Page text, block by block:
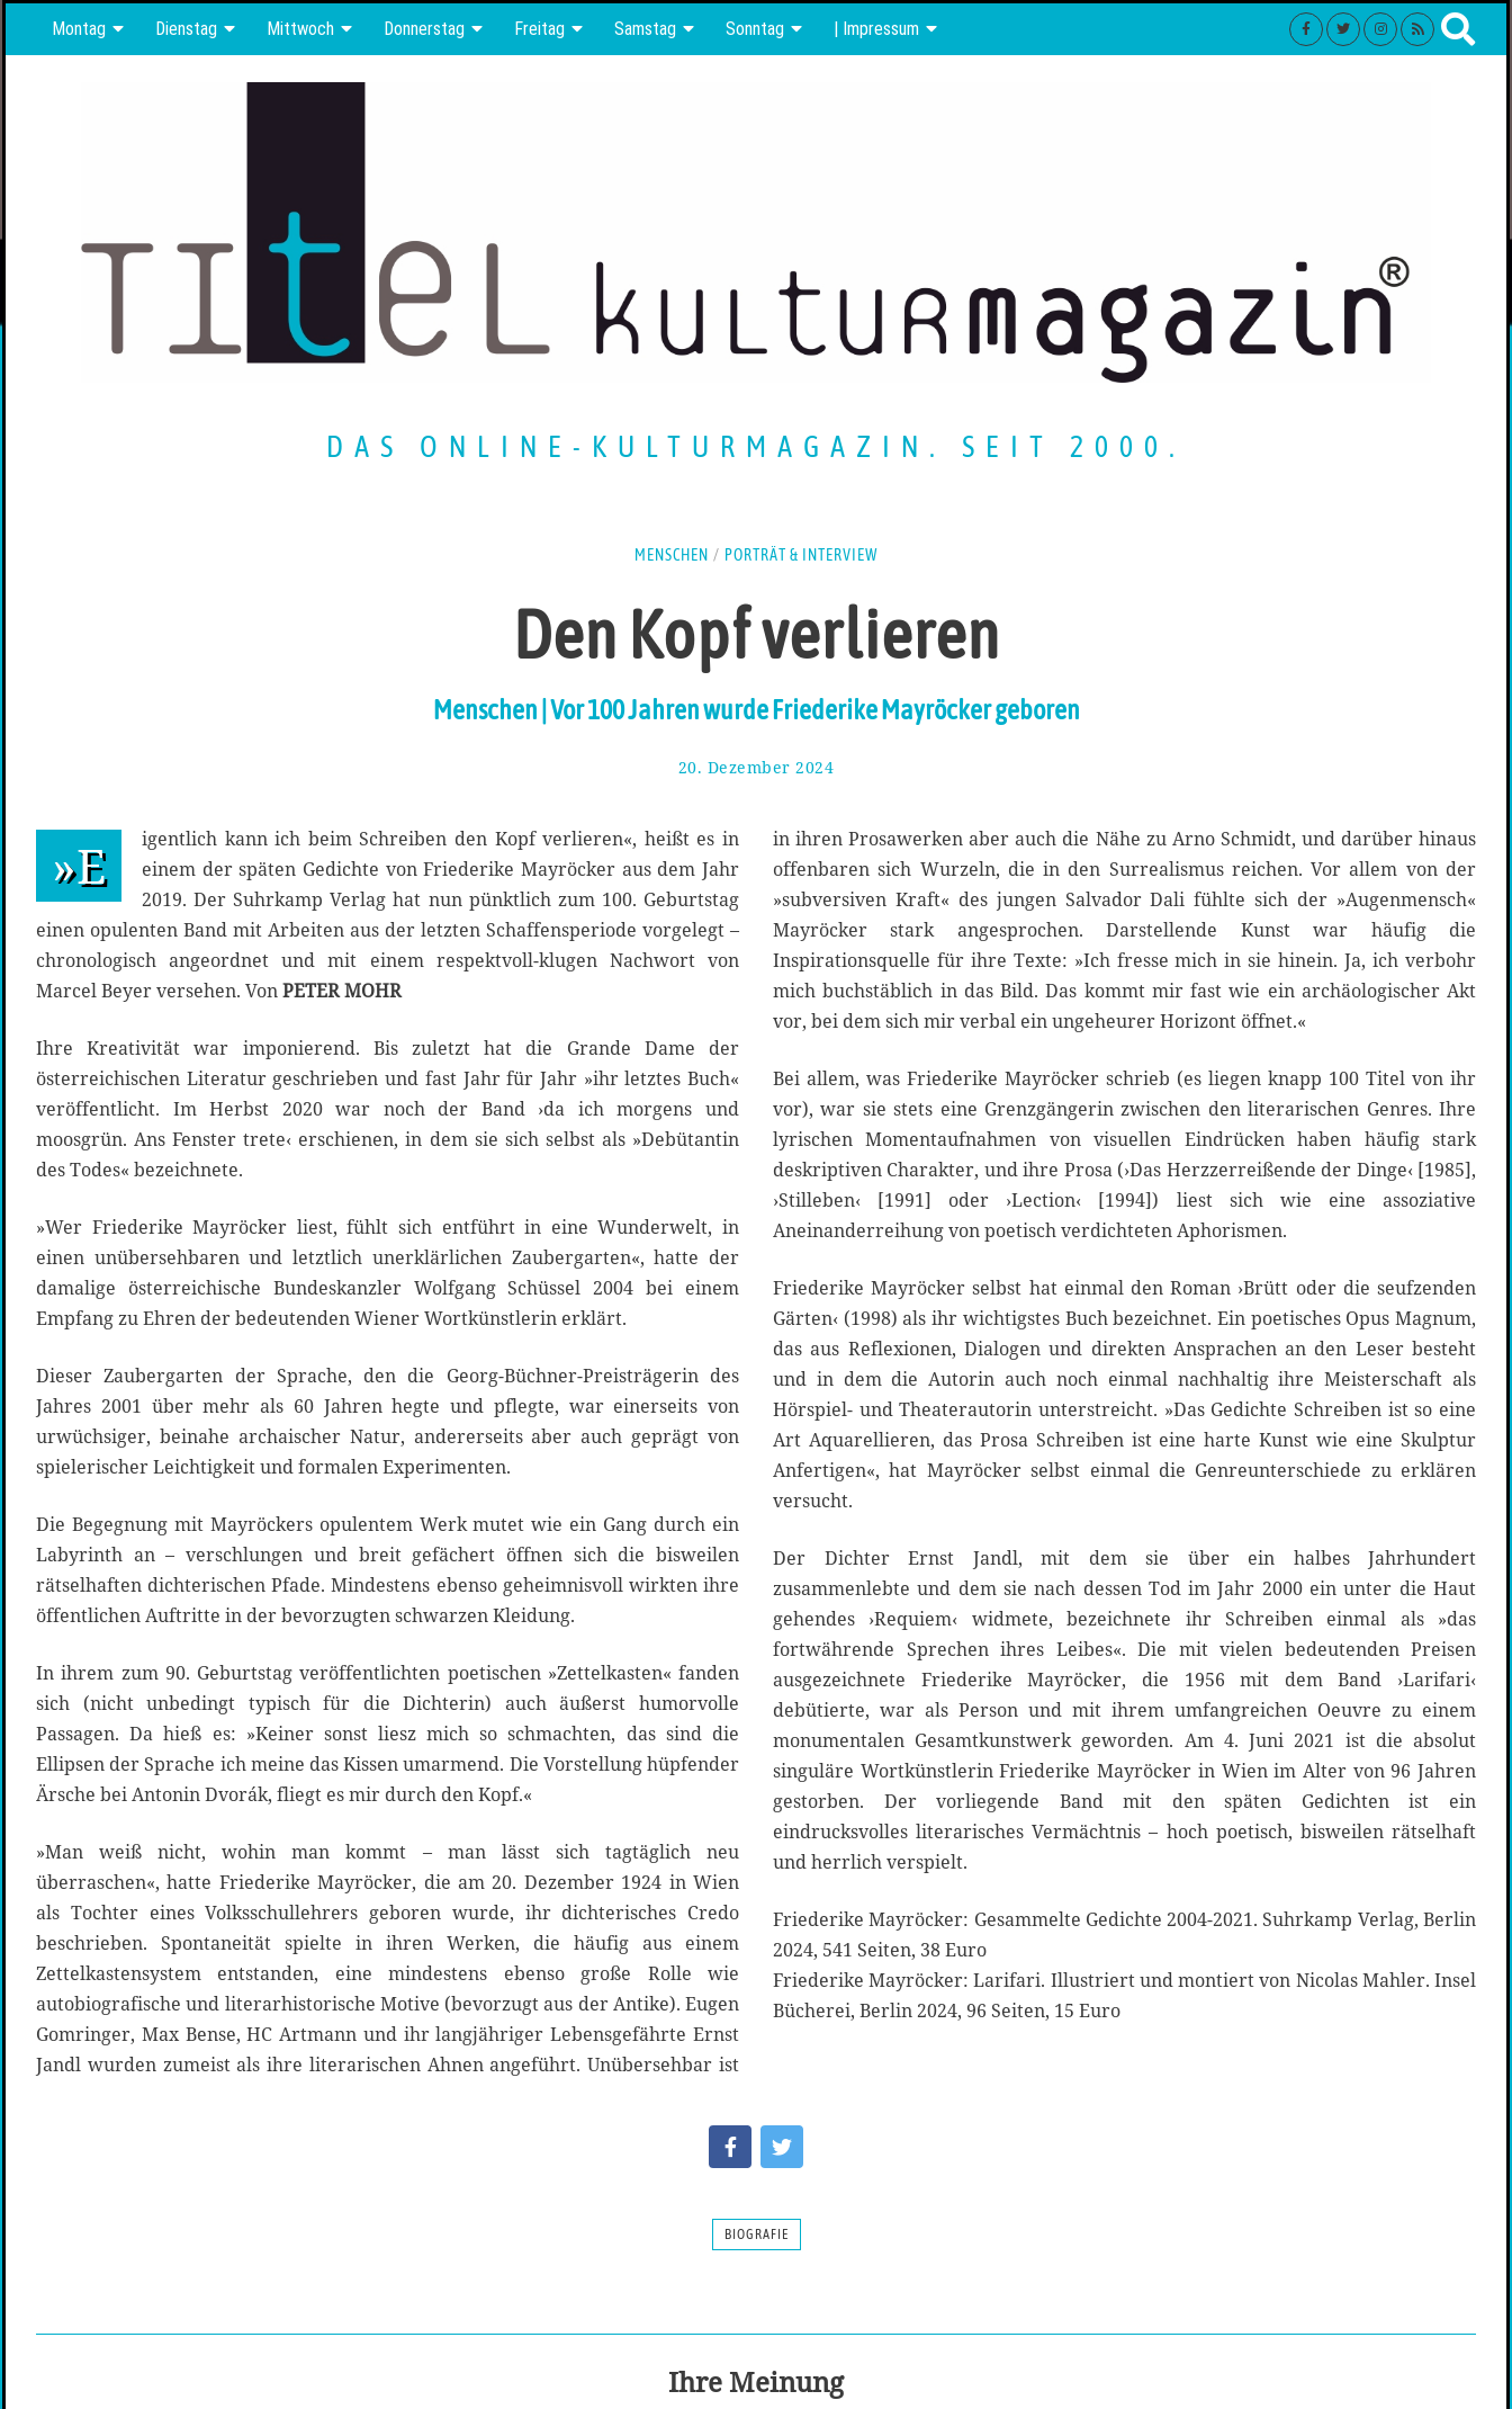
Montag Dienstag Mittwoch Donnerstag Freitag Samstag Sonntag | Impressum
DAS ONLINE-KULTURMAGAZIN. SEIT 2000.
MENSCHEN / PORTRÄT & INTERVIEW
Den Kopf verlieren
Menschen | Vor 100 Jahren wurde Friederike Mayröcker geboren
20. Dezember 2024
D
z
e
m
b
e
r
2
4
»E
igentlich kann ich beim Schreiben den Kopf verlieren«, heißt es in
einem der späten Gedichte von Friederike Mayröcker aus dem Jahr
2019. Der Suhrkamp Verlag hat nun pünktlich zum 100. Geburtstag
einen opulenten Band mit Arbeiten aus der letzten Schaffensperiode vorgelegt –
chronologisch angeordnet und mit einem respektvoll-klugen Nachwort von
Marcel Beyer versehen. VonPETER MOHR
Ihre Kreativität war imponierend. Bis zuletzt hat die Grande Dame der
österreichischen Literatur geschrieben und fast Jahr für Jahr »ihr letztes Buch«
veröffentlicht. Im Herbst 2020 war noch der Band ›da ich morgens und
moosgrün. Ans Fenster trete‹ erschienen, in dem sie sich selbst als »Debütantin
des Todes« bezeichnete.
»Wer Friederike Mayröcker liest, fühlt sich entführt in eine Wunderwelt, in
einen unübersehbaren und letztlich unerklärlichen Zaubergarten«, hatte der
damalige österreichische Bundeskanzler Wolfgang Schüssel 2004 bei einem
Empfang zu Ehren der bedeutenden Wiener Wortkünstlerin erklärt.
Dieser Zaubergarten der Sprache, den die Georg-Büchner-Preisträgerin des
Jahres 2001 über mehr als 60 Jahren hegte und pflegte, war einerseits von
urwüchsiger, beinahe archaischer Natur, andererseits aber auch geprägt von
spielerischer Leichtigkeit und formalen Experimenten.
Die Begegnung mit Mayröckers opulentem Werk mutet wie ein Gang durch ein
Labyrinth an – verschlungen und breit gefächert öffnen sich die bisweilen
rätselhaften dichterischen Pfade. Mindestens ebenso geheimnisvoll wirkten ihre
öffentlichen Auftritte in der bevorzugten schwarzen Kleidung.
In ihrem zum 90. Geburtstag veröffentlichten poetischen »Zettelkasten« fanden
sich (nicht unbedingt typisch für die Dichterin) auch äußerst humorvolle
Passagen. Da hieß es: »Keiner sonst liesz mich so schmachten, das sind die
Ellipsen der Sprache ich meine das Kissen umarmend. Die Vorstellung hüpfender
Ärsche bei Antonin Dvorák, fliegt es mir durch den Kopf.«
»Man weiß nicht, wohin man kommt – man lässt sich tagtäglich neu
überraschen«, hatte Friederike Mayröcker, die am 20. Dezember 1924 in Wien
als Tochter eines Volksschullehrers geboren wurde, ihr dichterisches Credo
beschrieben. Spontaneität spielte in ihren Werken, die häufig aus einem
Zettelkastensystem entstanden, eine mindestens ebenso große Rolle wie
autobiografische und literarhistorische Motive (bevorzugt aus der Antike). Eugen
Gomringer, Max Bense, HC Artmann und ihr langjähriger Lebensgefährte Ernst
Jandl wurden zumeist als ihre literarischen Ahnen angeführt. Unübersehbar ist
in ihren Prosawerken aber auch die Nähe zu Arno Schmidt, und darüber hinaus
offenbaren sich Wurzeln, die in den Surrealismus reichen. Vor allem von der
»subversiven Kraft« des jungen Salvador Dali fühlte sich der »Augenmensch«
Mayröcker stark angesprochen. Darstellende Kunst war häufig die
Inspirationsquelle für ihre Texte: »Ich fresse mich in sie hinein. Ja, ich verbohr
mich buchstäblich in das Bild. Das kommt mir fast wie ein archäologischer Akt
vor, bei dem sich mir verbal ein ungeheurer Horizont öffnet.«
Bei allem, was Friederike Mayröcker schrieb (es liegen knapp 100 Titel von ihr
vor), war sie stets eine Grenzgängerin zwischen den literarischen Genres. Ihre
lyrischen Momentaufnahmen von visuellen Eindrücken haben häufig stark
deskriptiven Charakter, und ihre Prosa (›Das Herzzerreißende der Dinge‹ [1985],
›Stilleben‹ [1991] oder ›Lection‹ [1994]) liest sich wie eine assoziative
Aneinanderreihung von poetisch verdichteten Aphorismen.
Friederike Mayröcker selbst hat einmal den Roman ›Brütt oder die seufzenden
Gärten‹ (1998) als ihr wichtigstes Buch bezeichnet. Ein poetisches Opus Magnum,
das aus Reflexionen, Dialogen und direkten Ansprachen an den Leser besteht
und in dem die Autorin auch noch einmal nachhaltig ihre Meisterschaft als
Hörspiel- und Theaterautorin unterstreicht. »Das Gedichte Schreiben ist so eine
Art Aquarellieren, das Prosa Schreiben ist eine harte Kunst wie eine Skulptur
Anfertigen«, hat Mayröcker selbst einmal die Genreunterschiede zu erklären
versucht.
Der Dichter Ernst Jandl, mit dem sie über ein halbes Jahrhundert
zusammenlebte und dem sie nach dessen Tod im Jahr 2000 ein unter die Haut
gehendes ›Requiem‹ widmete, bezeichnete ihr Schreiben einmal als »das
fortwährende Sprechen ihres Leibes«. Die mit vielen bedeutenden Preisen
ausgezeichnete Friederike Mayröcker, die 1956 mit dem Band ›Larifari‹
debütierte, war als Person und mit ihrem umfangreichen Oeuvre zu einem
monumentalen Gesamtkunstwerk geworden. Am 4. Juni 2021 ist die absolut
singuläre Wortkünstlerin Friederike Mayröcker in Wien im Alter von 96 Jahren
gestorben. Der vorliegende Band mit den späten Gedichten ist ein
eindrucksvolles literarisches Vermächtnis – hoch poetisch, bisweilen rätselhaft
und herrlich verspielt.
Friederike Mayröcker: Gesammelte Gedichte 2004-2021. Suhrkamp Verlag, Berlin
2024, 541 Seiten, 38 Euro
Friederike Mayröcker: Larifari. Illustriert und montiert von Nicolas Mahler. Insel
Bücherei, Berlin 2024, 96 Seiten, 15 Euro
BIOGRAFIE
Ihre Meinung